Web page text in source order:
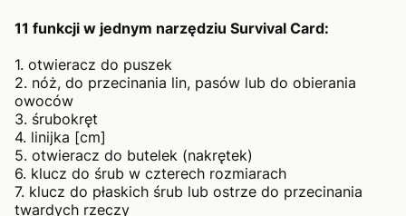
11 funkcji w jednym narzędziu Survival Card:
1. otwieracz do puszek
2. nóż, do przecinania lin, pasów lub do obierania
owoców
3. śrubokręt
4. linijka [cm]
5. otwieracz do butelek (nakrętek)
6. klucz do śrub w czterech rozmiarach
7. klucz do płaskich śrub lub ostrze do przecinania
twardych rzeczy